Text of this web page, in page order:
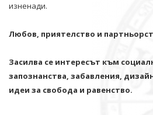
изненади.
Любов, приятелство и
Засилва се интересът към
запознанства, забавления,
идеи за свобода и равенство.